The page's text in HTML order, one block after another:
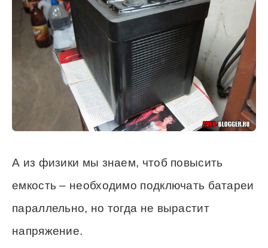
А из физики мы знаем, чтоб повысить
емкость – необходимо подключать батареи
параллельно, но тогда не вырастит
напряжение.